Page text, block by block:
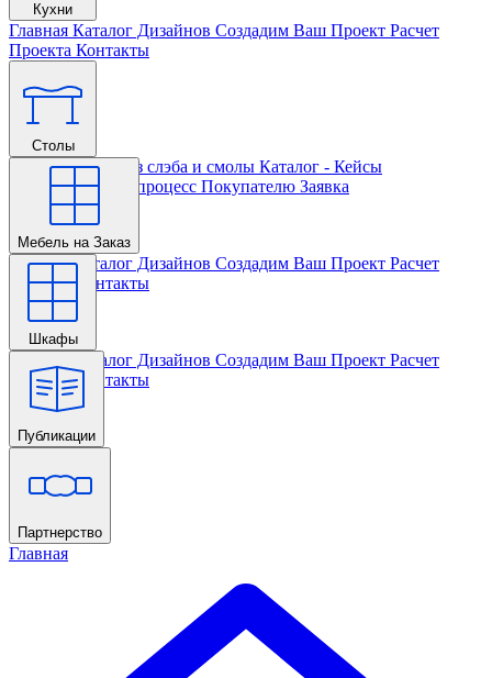
Кухни
Главная Каталог Дизайнов Создадим Ваш Проект Расчет
Проекта Контакты
Столы
Главная Столы из слэба и смолы Каталог - Кейсы
Кастомизации и процесс Покупателю Заявка
Мебель на Заказ
Главная Каталог Дизайнов Создадим Ваш Проект Расчет
Проекта
Контакты
Шкафы
Главная Каталог Дизайнов Создадим Ваш Проект Расчет
Проекта Контакты
Публикации
Главная
Партнерство
Главная